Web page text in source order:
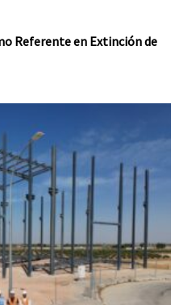
Referente en Extinción de